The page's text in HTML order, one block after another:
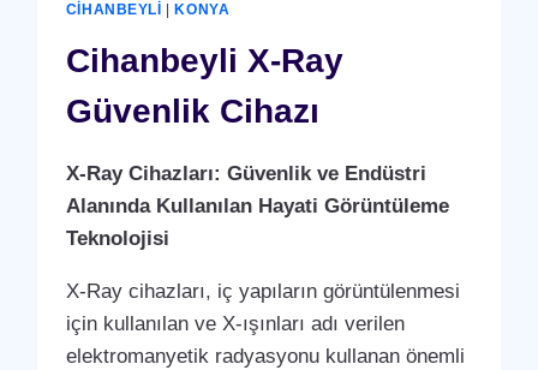
CIHANBEYLI KONYA
Cihanbeyli X-Ray
Güvenlik Cihazı
X-Ray Cihazları: Güvenlik ve Endüstri
Alanında Kullanılan Hayati Görüntüleme
Teknolojisi
X-Ray cihazları, iç yapıların görüntülenmesi
için kullanılan ve X-ışınları adı verilen
elektromanyetik radyasyonu kullanan önemli